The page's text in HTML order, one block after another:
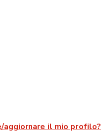
aggiornare il mio profilo?